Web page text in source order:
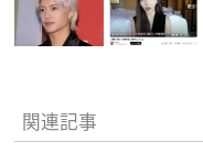
関連記事